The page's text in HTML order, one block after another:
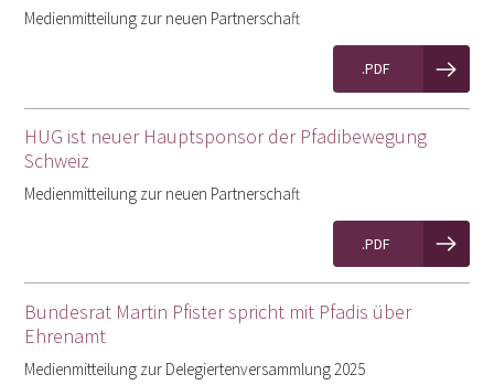
Medienmitteilung zur neuen Partnerschaft
.PDF
HUG ist neuer Hauptsponsor der Pfadibewegung
Schweiz
Medienmitteilung zur neuen Partnerschaft
.PDF
Bundesrat Martin Pfister spricht mit Pfadis über
Ehrenamt
Medienmitteilung zur Delegiertenversammlung 2025